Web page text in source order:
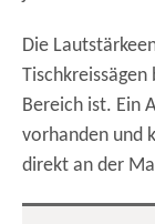
Die
Bereich ist. Ein
vorhanden und
direkt an der